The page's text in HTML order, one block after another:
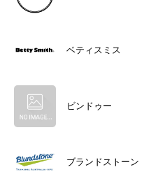
ベティスミス
ビンドゥー
ブランドストーン